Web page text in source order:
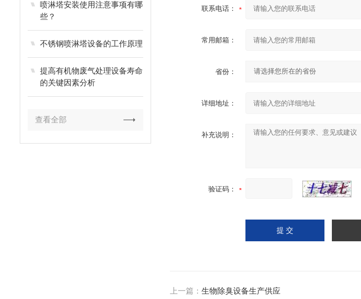
喷淋塔安装使用注意事项有哪
些？
不锈钢喷淋塔设备的工作原理
提高有机物废气处理设备寿命
的关键因素分析
查看全部
联系电话：
常用邮箱：
省份：
详细地址：
补充说明：
验证码：
上一篇： 生物除臭设备生产供应